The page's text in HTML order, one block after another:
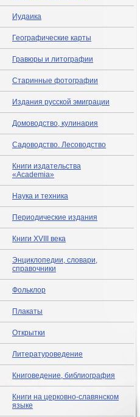
Иудаика
Географические карты
Гравюры и литографии
Старинные фотографии
Издания русской эмиграции
Домоводство, кулинария
Садоводство. Лесоводство
Книги издательства
«Academia»
Наука и техника
Периодические издания
Книги XVIII века
Энциклопедии, словари,
справочники
Фольклор
Плакаты
Открытки
Литературоведение
Книговедение, библиография
Книги на церковно-славянском
языке